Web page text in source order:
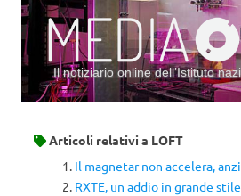
Il notiziario online dell’Istituto
Articoli relativi a LOFT
Il magnetar non accelera,
RXTE, un addio in grande stile